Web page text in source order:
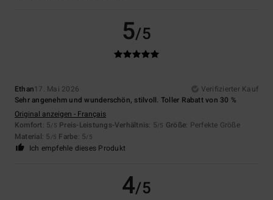
5/5
Ethan17. Mai 2026
Verifizierter Kauf
Sehr angenehm und wunderschön, stilvoll. Toller Rabatt von 30 %
Original anzeigen - Français
Komfort: 5/5 Preis-Leistungs-Verhältnis: 5/5 Größe: Perfekte Größe
Material: 5 /5 Farbe: 5/5
Ich empfehle dieses Produkt
4/5